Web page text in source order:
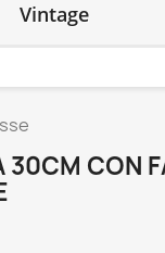
Vintage
30CM CON